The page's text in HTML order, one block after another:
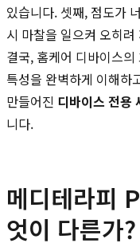
있습니다. 셋째, 점도가
시 마찰을 일으켜 오히
결국, 홈케어 디바이스
특성을 완벽하게 이해하
만들어진 디바이스 전용
니다.
메디테라피
엇이 다른가?